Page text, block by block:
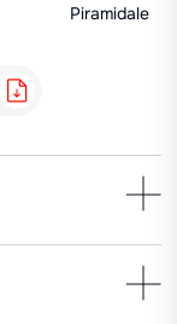
Piramidale